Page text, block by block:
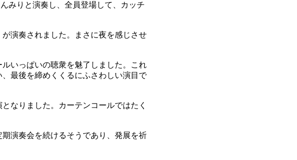
みりと演奏し、全員登場して、カッチ
演奏されました。まさに夜を感じさせ
いっぱいの聴衆を魅了しました。これ
最後を締めくくるにふさわしい演目で
なりました。カーテンコールではたく
演奏会を続けるそうであり、発展を祈